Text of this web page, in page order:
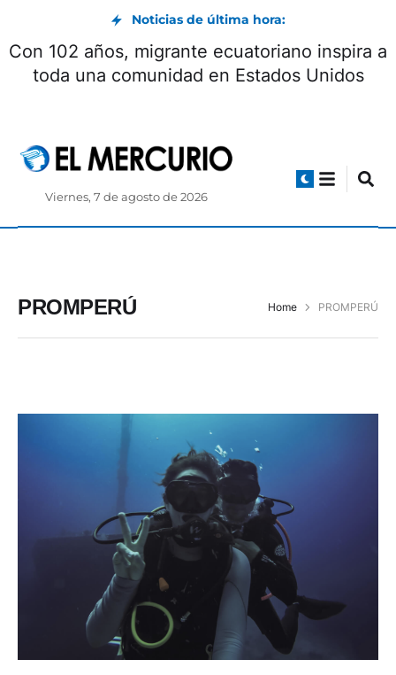
Noticias de última hora:
Con 102 años, migrante ecuatoriano inspira a
toda una comunidad en Estados Unidos
Viernes, 7 de agosto de 2026
PROMPERÚ Home PROMPERÚ